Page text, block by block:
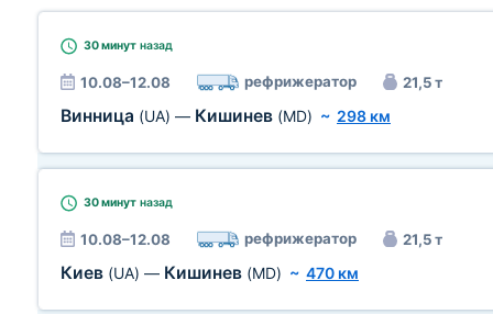
30 минут назад
10.08–12.08 рефрижератор 21,5 т
Винница (UA) — Кишинев (MD) ~ 298 км
30 минут назад
10.08–12.08 рефрижератор 21,5 т
Киев (UA) — Кишинев (MD) ~ 470 км